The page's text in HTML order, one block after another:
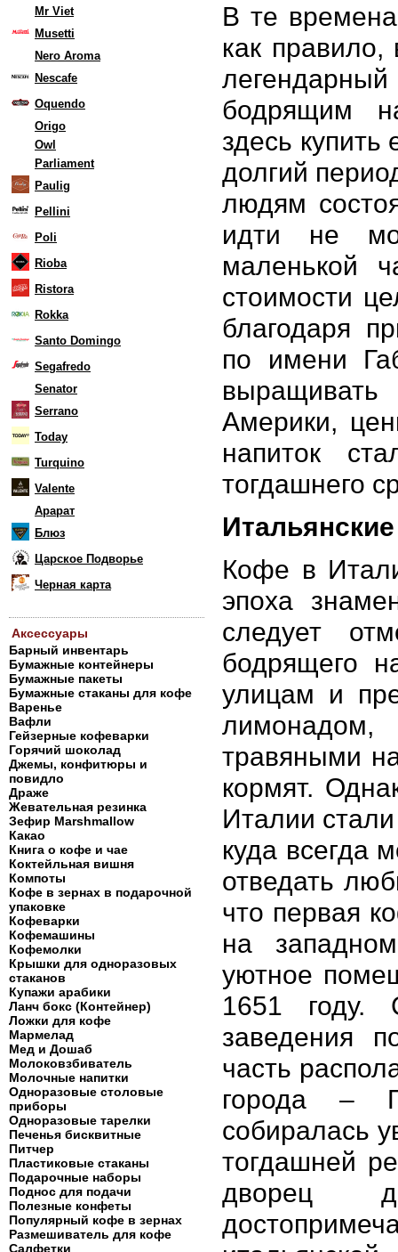
Mr Viet
Musetti
Nero Aroma
Nescafe
Oquendo
Origo
Owl
Parliament
Paulig
Pellini
Poli
Rioba
Ristora
Rokka
Santo Domingo
Segafredo
Senator
Serrano
Today
Turquino
Valente
Арарат
Блюз
Царское Подворье
Черная карта
Аксессуары
Барный инвентарь
Бумажные контейнеры
Бумажные пакеты
Бумажные стаканы для кофе
Варенье
Вафли
Гейзерные кофеварки
Горячий шоколад
Джемы, конфитюры и
повидло
Драже
Жевательная резинка
Зефир Marshmallow
Какао
Книга о кофе и чае
Коктейльная вишня
Компоты
Кофе в зернах в подарочной
упаковке
Кофеварки
Кофемашины
Кофемолки
Крышки для одноразовых
стаканов
Купажи арабики
Ланч бокс (Контейнер)
Ложки для кофе
Мармелад
Мед и Дошаб
Молоковзбиватель
Молочные напитки
Одноразовые столовые
приборы
Одноразовые тарелки
Печенья бисквитные
Питчер
Пластиковые стаканы
Подарочные наборы
Поднос для подачи
Полезные конфеты
Популярный кофе в зернах
Размешиватель для кофе
Салфетки
В те
как
бодрящим
здесь
долгий
людям
идти не
маленькой
стоимости
благодаря
по имени
Америки,
напиток
тогдашнего
Кофе в
эпоха
следует
бодрящего
улицам и
травяными
кормят.
Италии
куда всегда
отведать
что первая
на
уютное
1651 году.
заведения
часть
города –
собиралась
тогдашней
дворец